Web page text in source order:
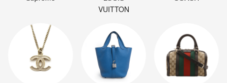
VUITTON